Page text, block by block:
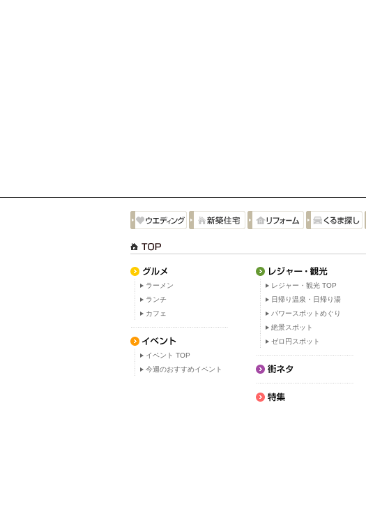
ラーメン
ランチ
カフェ
イベント TOP
今週のおすすめイベント
レジャー・観光 TOP
日帰り温泉・日帰り湯
パワースポットめぐり
絶景スポット
ゼロ円スポット